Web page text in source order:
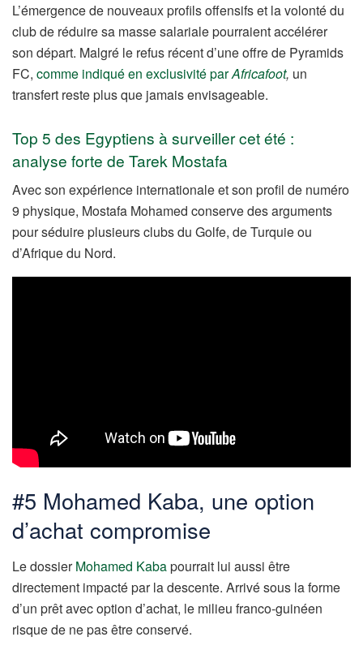
L’émergence de nouveaux profils offensifs et la volonté du
club de réduire sa masse salariale pourraient accélérer
son départ. Malgré le refus récent d’une offre de Pyramids
FC, comme indiqué en exclusivité parAfricafoot, un
transfert reste plus que jamais envisageable.
Top 5 des Egyptiens à surveiller cet été :
analyse forte de Tarek Mostafa
Avec son expérience internationale et son profil de numéro
9 physique, Mostafa Mohamed conserve des arguments
pour séduire plusieurs clubs du Golfe, de Turquie ou
d’Afrique du Nord.
#5 Mohamed Kaba, une option
d’achat compromise
Le dossierMohamed Kabapourrait lui aussi être
directement impacté par la descente. Arrivé sous la forme
d’un prêt avec option d’achat, le milieu franco-guinéen
risque de ne pas être conservé.